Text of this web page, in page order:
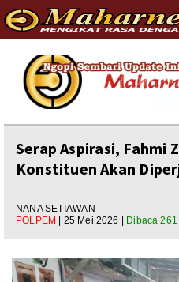
Home
Reportase
Editorial
Ngewangkong
Asal Usul
Serap Aspirasi, Fahmi
Konstituen Akan
NANA SETIAWAN
POLPEM
| 25 Mei 2026 | Dibaca